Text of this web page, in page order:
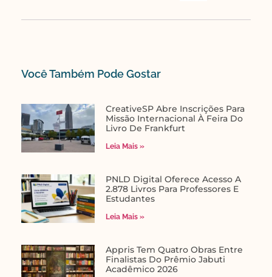
Você Também Pode Gostar​
CreativeSP Abre Inscrições Para
Missão Internacional À Feira Do
Livro De Frankfurt
Leia Mais »
PNLD Digital Oferece Acesso A
2.878 Livros Para Professores E
Estudantes
Leia Mais »
Appris Tem Quatro Obras Entre
Finalistas Do Prêmio Jabuti
Acadêmico 2026